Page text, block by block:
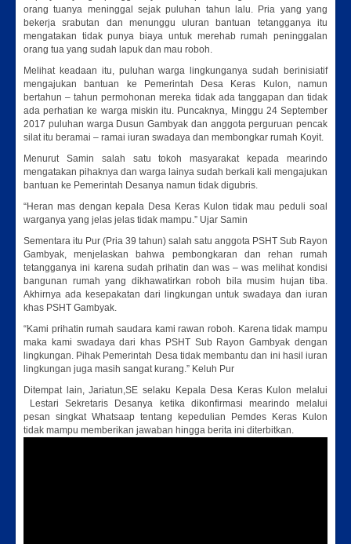
orang tuanya meninggal sejak puluhan tahun lalu. Pria yang yang
bekerja srabutan dan menunggu uluran bantuan tetangganya itu
mengatakan tidak punya biaya untuk merehab rumah peninggalan
orang tua yang sudah lapuk dan mau roboh.
Melihat keadaan itu, puluhan warga lingkunganya sudah berinisiatif
mengajukan bantuan ke Pemerintah Desa Keras Kulon, namun
bertahun – tahun permohonan mereka tidak ada tanggapan dan tidak
ada perhatian ke warga miskin itu. Puncaknya, Minggu 24 September
2017 puluhan warga Dusun Gambyak dan anggota perguruan pencak
silat itu beramai – ramai iuran swadaya dan membongkar rumah Koyit.
Menurut Samin salah satu tokoh masyarakat kepada mearindo
mengatakan pihaknya dan warga lainya sudah berkali kali mengajukan
bantuan ke Pemerintah Desanya namun tidak digubris.
“Heran mas dengan kepala Desa Keras Kulon tidak mau peduli soal
warganya yang jelas jelas tidak mampu.” Ujar Samin
Sementara itu Pur (Pria 39 tahun) salah satu anggota PSHT Sub Rayon
Gambyak, menjelaskan bahwa pembongkaran dan rehan rumah
tetangganya ini karena sudah prihatin dan was – was melihat kondisi
bangunan rumah yang dikhawatirkan roboh bila musim hujan tiba.
Akhirnya ada kesepakatan dari lingkungan untuk swadaya dan iuran
khas PSHT Gambyak.
“Kami prihatin rumah saudara kami rawan roboh. Karena tidak mampu
maka kami swadaya dari khas PSHT Sub Rayon Gambyak dengan
lingkungan. Pihak Pemerintah Desa tidak membantu dan ini hasil iuran
lingkungan juga masih sangat kurang.” Keluh Pur
Ditempat lain, Jariatun,SE selaku Kepala Desa Keras Kulon melalui
Lestari Sekretaris Desanya ketika dikonfirmasi mearindo melalui
pesan singkat Whatsaap tentang kepedulian Pemdes Keras Kulon
tidak mampu memberikan jawaban hingga berita ini diterbitkan.